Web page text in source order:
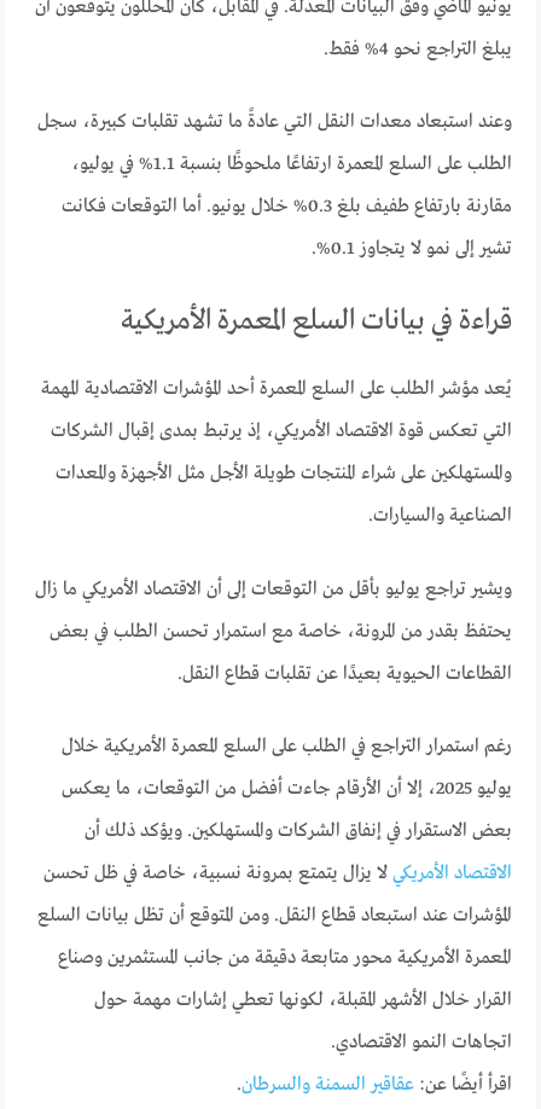
يونيو الماضي وفق البيانات المعدلة. في المقابل، كان المحللون يتوقعون أن
يبلغ التراجع نحو 4% فقط.
وعند استبعاد معدات النقل التي عادةً ما تشهد تقلبات كبيرة، سجل
الطلب على السلع المعمرة ارتفاعًا ملحوظًا بنسبة 1.1% في يوليو،
مقارنة بارتفاع طفيف بلغ 0.3% خلال يونيو. أما التوقعات فكانت
تشير إلى نمو لا يتجاوز 0.1%.
قراءة في بيانات السلع المعمرة الأمريكية
يُعد مؤشر الطلب على السلع المعمرة أحد المؤشرات الاقتصادية المهمة
التي تعكس قوة الاقتصاد الأمريكي، إذ يرتبط بمدى إقبال الشركات
والمستهلكين على شراء المنتجات طويلة الأجل مثل الأجهزة والمعدات
الصناعية والسيارات.
ويشير تراجع يوليو بأقل من التوقعات إلى أن الاقتصاد الأمريكي ما زال
يحتفظ بقدر من المرونة، خاصة مع استمرار تحسن الطلب في بعض
القطاعات الحيوية بعيدًا عن تقلبات قطاع النقل.
رغم استمرار التراجع في الطلب على السلع المعمرة الأمريكية خلال
يوليو 2025، إلا أن الأرقام جاءت أفضل من التوقعات، ما يعكس
بعض الاستقرار في إنفاق الشركات والمستهلكين. ويؤكد ذلك أن
الاقتصاد الأمريكي لا يزال يتمتع بمرونة نسبية، خاصة في ظل تحسن
المؤشرات عند استبعاد قطاع النقل. ومن المتوقع أن تظل بيانات السلع
المعمرة الأمريكية محور متابعة دقيقة من جانب المستثمرين وصناع
القرار خلال الأشهر المقبلة، لكونها تعطي إشارات مهمة حول
اتجاهات النمو الاقتصادي.
اقرأ أيضًا عن:عقاقير السمنة والسرطان.